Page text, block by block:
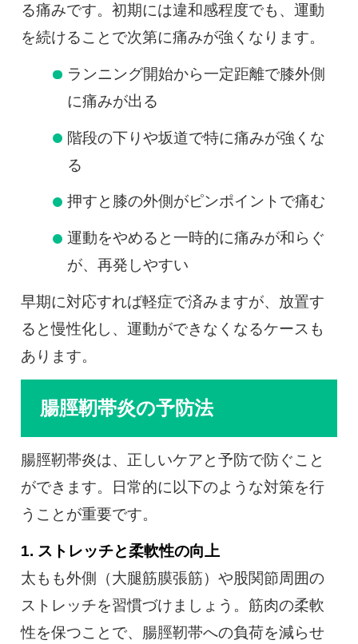
る痛みです。初期には違和感程度でも、運動
を続けることで次第に痛みが強くなります。
ランニング開始から一定距離で膝外側
に痛みが出る
階段の下りや坂道で特に痛みが強くな
る
押すと膝の外側がピンポイントで痛む
運動をやめると一時的に痛みが和らぐ
が、再発しやすい
早期に対応すれば軽症で済みますが、放置す
ると慢性化し、運動ができなくなるケースも
あります。
腸脛靭帯炎の予防法
腸脛靭帯炎は、正しいケアと予防で防ぐこと
ができます。日常的に以下のような対策を行
うことが重要です。
1. ストレッチと柔軟性の向上
太もも外側（大腿筋膜張筋）や股関節周囲の
ストレッチを習慣づけましょう。筋肉の柔軟
性を保つことで、腸脛靭帯への負荷を減らせ